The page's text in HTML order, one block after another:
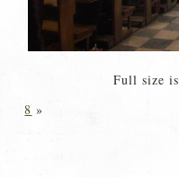
Full size is
8 »